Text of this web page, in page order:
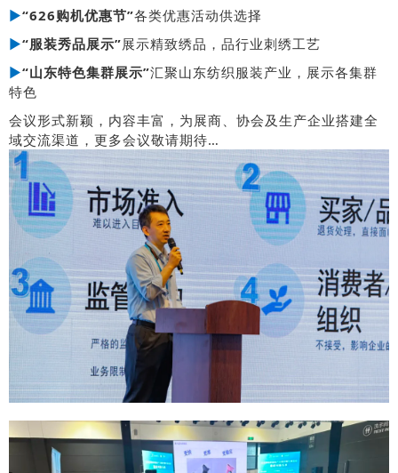
►“626购机优惠节”各类优惠活动供选择
►“服装秀品展示”展示精致绣品，品行业刺绣工艺
►“山东特色集群展示”汇聚山东纺织服装产业，展示各集群
特色
会议形式新颖，内容丰富，为展商、协会及生产企业搭建全
域交流渠道，更多会议敬请期待…